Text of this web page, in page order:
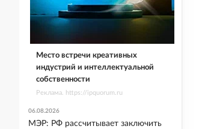
Место встречи креативных
индустрий и интеллектуальной
собственности
Реклама. https://ipquorum.ru
06.08.2026
МЭР: РФ рассчитывает заключить